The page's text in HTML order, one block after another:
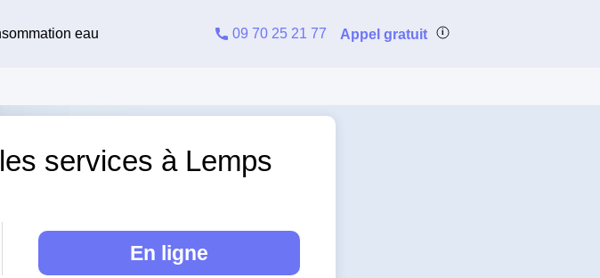
eau 09 70 25 21 77 Appel gratuit
services à Lemps
En ligne